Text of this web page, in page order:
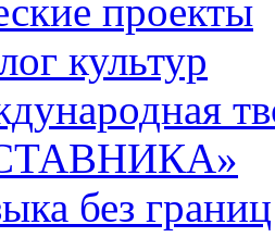
проекты
культур
без границ